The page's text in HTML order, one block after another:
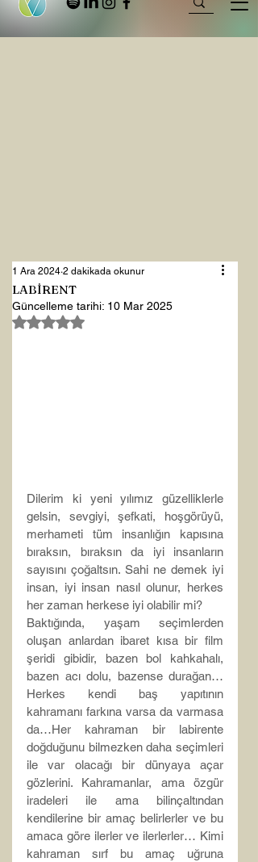
LABİRENT
1 Ara 2024 2 dakikada okunur
Güncelleme tarihi: 10 Mar 2025
5 üzerinden NaN yıldız
Dilerim ki yeni yılımız güzelliklerle
gelsin, sevgiyi, şefkati, hoşgörüyü,
merhameti tüm insanlığın kapısına
bıraksın, bıraksın da iyi insanların
sayısını çoğaltsın. Sahi ne demek iyi
insan, iyi insan nasıl olunur, herkes
her zaman herkese iyi olabilir mi?
Baktığında, yaşam seçimlerden
oluşan anlardan ibaret kısa bir film
şeridi gibidir, bazen bol kahkahalı,
bazen acı dolu, bazense durağan…
Herkes kendi baş yapıtının
kahramanı farkına varsa da varmasa
da…Her kahraman bir labirente
doğduğunu bilmezken daha seçimleri
ile var olacağı bir dünyaya açar
gözlerini. Kahramanlar, ama özgür
iradeleri ile ama bilinçaltından
kendilerine bir amaç belirlerler ve bu
amaca göre ilerler ve ilerlerler… Kimi
kahraman sırf bu amaç uğruna